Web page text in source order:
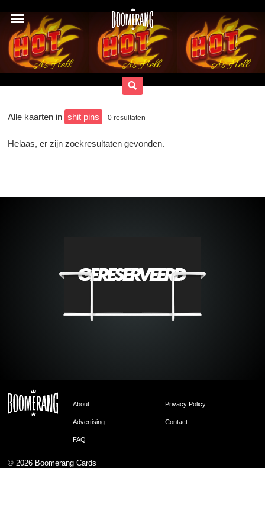
Alle kaarten in shit pins 0 resultaten
Helaas, er zijn zoekresultaten gevonden.
About Privacy Policy
Advertising Contact
FAQ
© 2026 Boomerang Cards